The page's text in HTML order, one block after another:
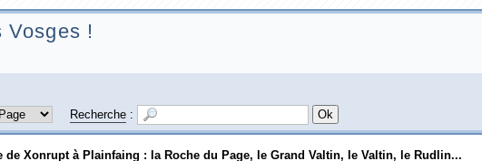
Vosges !
Recherche:
de Xonrupt à Plainfaing : la Roche du Page, le Grand Valtin, le Valtin, le Rudlin...